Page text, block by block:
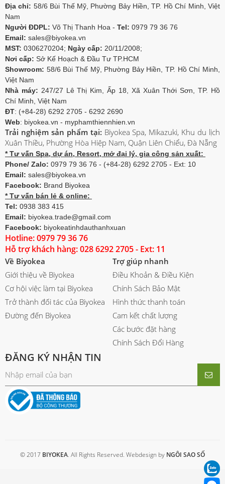
Địa chỉ: 58/6 Bùi Thế Mỹ, Phường Bảy Hiền, TP. Hồ Chí Minh, Việt
Nam
Người ĐDPL: Võ Thị Thanh Hoa - Tel: 0979 79 36 76
Email: sales@biyokea.vn
MST: 0306270204; Ngày cấp: 20/11/2008;
Nơi cấp: Sở Kế Hoạch & Đầu Tư TP.HCM
Showroom: 58/6 Bùi Thế Mỹ, Phường Bảy Hiền, TP. Hồ Chí Minh,
Việt Nam
Nhà máy: 247/27 Lê Thị Kim, Ấp 18, Xã Xuân Thới Sơn, TP. Hồ
Chí Minh, Việt Nam
ĐT: (+84-28) 6292 2705 - 6292 2690
Web: biyokea.vn - myphamthiennhien.vn
Trải nghiệm sản phẩm tại: Biyokea Spa, Mikazuki, Khu du lịch
Xuân Thiều, Phường Hòa Hiệp Nam, Quận Liên Chiểu, Đà Nẵng
* Tư vấn Spa, dự án, Resort, mở đại lý, gia công sản xuất:
Phone/ Zalo: 0979 79 36 76 - (+84-28) 6292 2705 - Ext: 10
Email: sales@biyokea.vn
Facebook: Brand Biyokea
* Tư vấn bán lẻ & online:
Tel: 0938 383 415
Email: biyokea.trade@gmail.com
Facebook: biyokeatinhdauthanhxuan
Hotline: 0979 79 36 76
Hỗ trợ khách hàng: 028 6292 2705 - Ext: 11
Về Biyokea
Giới thiệu về Biyokea
Cơ hội việc làm tại Biyokea
Trở thành đối tác của Biyokea
Đường đến Biyokea
Trợ giúp nhanh
Điều Khoản & Điều Kiện
Chính Sách Bảo Mật
Hình thức thanh toán
Cam kết chất lượng
Các bước đặt hàng
Chính Sách Đổi Hàng
ĐĂNG KÝ NHẬN TIN
© 2017 BIYOKEA. All Rights Reserved. Webdesign by NGÔI SAO SỐ